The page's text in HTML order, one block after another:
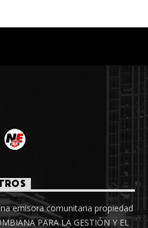
emisora comunitaria propiedad
PARA LA GESTIÓN Y EL